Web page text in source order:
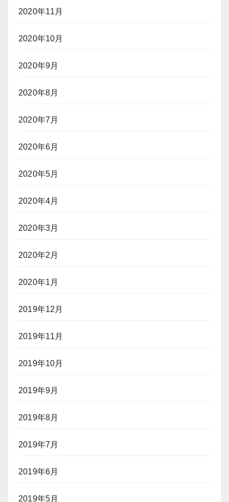
2020年11月
2020年10月
2020年9月
2020年8月
2020年7月
2020年6月
2020年5月
2020年4月
2020年3月
2020年2月
2020年1月
2019年12月
2019年11月
2019年10月
2019年9月
2019年8月
2019年7月
2019年6月
2019年5月